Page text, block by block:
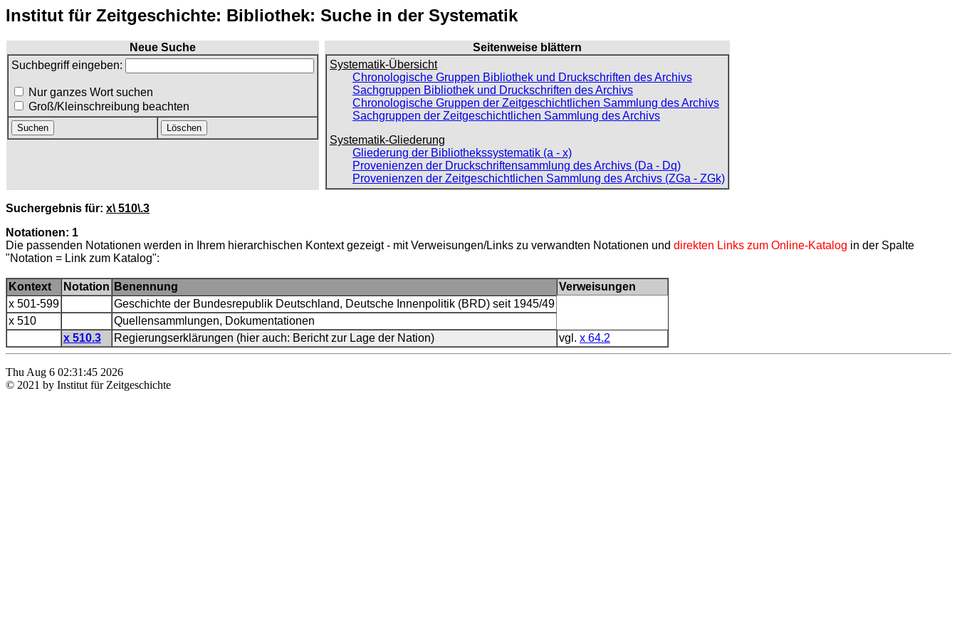
Institut für Zeitgeschichte: Bibliothek: Suche in der Systematik
Neue Suche
Suchbegriff eingeben:
Nur ganzes Wort suchen
Groß/Kleinschreibung beachten
Seitenweise blättern
Systematik-Übersicht
Chronologische Gruppen Bibliothek und Druckschriften des Archivs
Sachgruppen Bibliothek und Druckschriften des Archivs
Chronologische Gruppen der Zeitgeschichtlichen Sammlung des Archivs
Sachgruppen der Zeitgeschichtlichen Sammlung des Archivs
Systematik-Gliederung
Gliederung der Bibliothekssystematik (a - x)
Provenienzen der Druckschriftensammlung des Archivs (Da - Dq)
Provenienzen der Zeitgeschichtlichen Sammlung des Archivs (ZGa - ZGk)
Suchergebnis für: x\ 510\.3
Notationen: 1
Die passenden Notationen werden in Ihrem hierarchischen Kontext gezeigt - mit Verweisungen/Links zu verwandten Notationen und direkten Links zum Online-Katalog in der Spalte
"Notation = Link zum Katalog":
Kontext Notation Benennung
Verweisungen
x 501-599
Geschichte der Bundesrepublik Deutschland, Deutsche Innenpolitik (BRD) seit 1945/49
x 510
Quellensammlungen, Dokumentationen
x 510.3
Regierungserklärungen (hier auch: Bericht zur Lage der Nation) vgl. x 64.2
Thu Aug 6 02:31:45 2026
© 2021 by Institut für Zeitgeschichte